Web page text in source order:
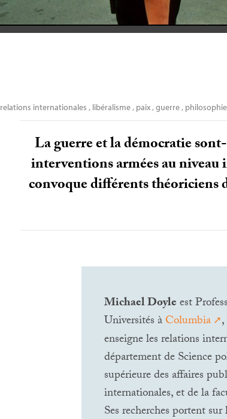
relations internationales , libéralisme, paix,guerre,
La guerre et la démocratie
interventions armées au
convoque différents théoriciens
Michael Doyleest
Universités àColumbia
enseigne les relations
département de Science
supérieure des affaires
internationales, et de la
Ses recherches portent sur